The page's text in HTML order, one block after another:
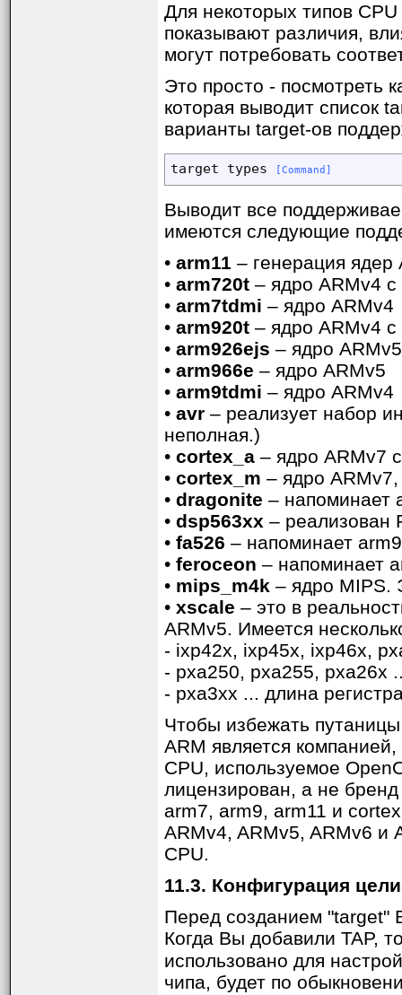
Для некоторых типов
показывают различия,
могут потребовать
Это просто - посмотреть
которая выводит список
варианты target-ов
target types [Command]
Выводит все
имеются следующие
• arm11 – генерация ядер
• arm720t – ядро ARMv4 с
• arm7tdmi – ядро ARMv4
• arm920t – ядро ARMv4 с
• arm926ejs – ядро
• arm966e – ядро ARMv5
• arm9tdmi – ядро ARMv4
• avr – реализует набор
неполная.)
• cortex_a – ядро ARMv7
• cortex_m – ядро
• dragonite – напоминает
• dsp563xx – реализован
• fa526 – напоминает
• feroceon – напоминает
• mips_m4k – ядро MIPS.
• xscale – это в
ARMv5. Имеется
- ixp42x, ixp45x, ixp46x,
- pxa250, pxa255, pxa26x
- pxa3xx ... длина
Чтобы избежать
ARM является
CPU, используемое
лицензирован, а не
arm7, arm9, arm11 и
ARMv4, ARMv5, ARMv6 и
CPU.
11.3. Конфигурация
Перед созданием "target"
Когда Вы добавили TAP,
использовано для
чипа, будет по